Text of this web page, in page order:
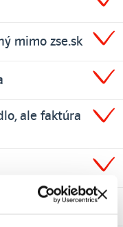
mimo zse.sk
ale faktúra
„Neznáma“